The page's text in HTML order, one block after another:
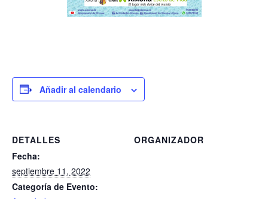
Añadir al calendario
DETALLES
Fecha:
septiembre 11, 2022
Categoría de Evento:
ORGANIZADOR